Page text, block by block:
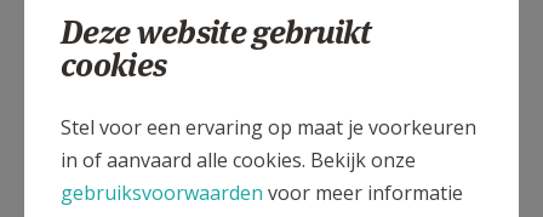
ALLE DETAILS TONEN
Verbergen
Sint Joris kerk Sint-Joris-
Winge
Deze website gebruikt
cookies
Stel voor een ervaring op maat je voorkeuren
in of aanvaard alle cookies. Bekijk onze
gebruiksvoorwaarden voor meer informatie